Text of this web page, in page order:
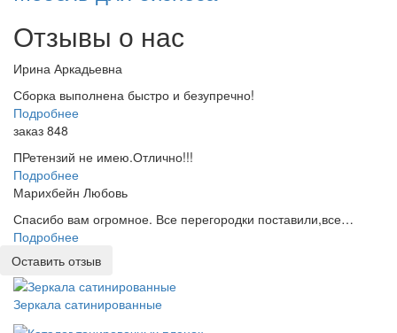
Отзывы о нас
Ирина Аркадьевна
Сборка выполнена быстро и безупречно!
Подробнее
заказ 848
ПРетензий не имею.Отлично!!!
Подробнее
Марихбейн Любовь
Спасибо вам огромное. Все перегородки поставили,все…
Подробнее
Оставить отзыв
Зеркала сатинированные